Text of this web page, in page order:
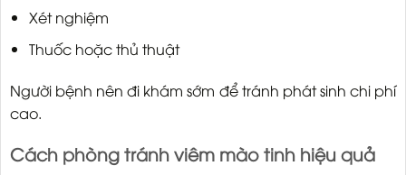
Xét nghiệm
Thuốc hoặc thủ thuật
Người bệnh nên đi khám sớm để tránh phát sinh chi phí
cao.
Cách phòng tránh viêm mào tinh hiệu quả